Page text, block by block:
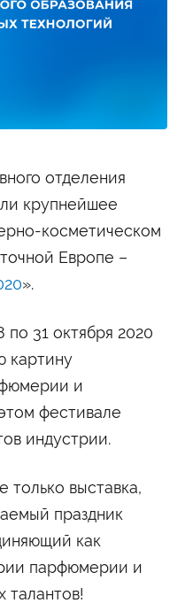
форма обучения
795-00-10
образования
отделения
крупнейшее
косметическом
Европе –
».
31 октября 2020
картину
и
фестивале
индустрии.
выставка,
праздник
как
парфюмерии и
талантов!